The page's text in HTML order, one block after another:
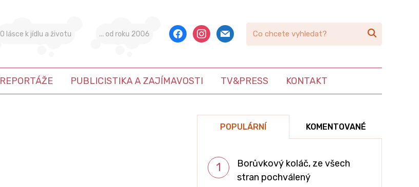
O lásce k jídlu a životu ... od roku 2006 facebookinstagram
mail 
REPORTÁŽE PUBLICISTIKA A ZAJÍMAVOSTI TV&PRESS KONTAKT
POPULÁRNÍ KOMENTOVANÉ
Borůvkový koláč, ze všech
stran pochválený